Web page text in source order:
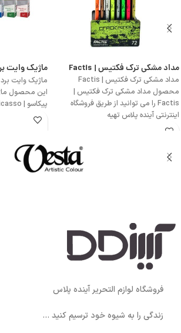
مداد مشکی ترک فکتیس | Factis
مداد مشکی ترک فکتیس | Factis
محصول مداد مشکی ترک فکتیس |
Factis را می توانید از طریق فروشگاه
اینترنتی آینده پلاس تهیه
ماژیک وایت
Picasso
این محصول
پیکاسو | Picasso از طریق فروشگاه اینترنتی
فروشگاه لوازم التحریر آینده پلاس
زندگی را به شیوه خود ترسیم کنید ...